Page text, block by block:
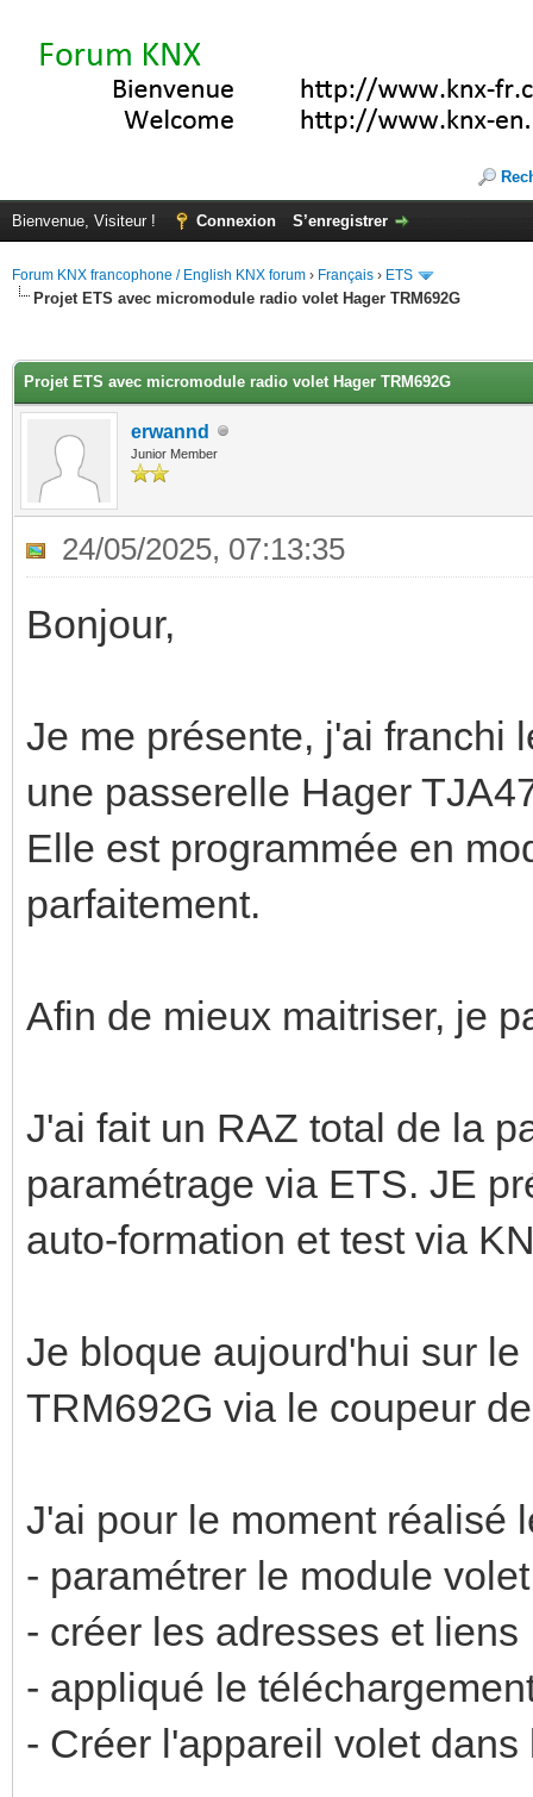
Bienvenue, Visiteur ! Connexion S’enregistrer
Forum KNX francophone / English KNX forum › Français › ETS
Projet ETS avec micromodule radio volet Hager TRM692G
Projet ETS avec micromodule radio volet Hager TRM692G
erwannd
Junior Member
24/05/2025, 07:13:35
Bonjour,
Je me présente, j'ai franchi
une passerelle Hager
Elle est programmée en
parfaitement.
Afin de mieux maitriser, je
J'ai fait un RAZ total de la
paramétrage via ETS. JE
auto-formation et test via
Je bloque aujourd'hui sur
TRM692G via le coupeur
J'ai pour le moment réalisé
- paramétrer le module volet
- créer les adresses et liens
- appliqué le
- Créer l'appareil volet